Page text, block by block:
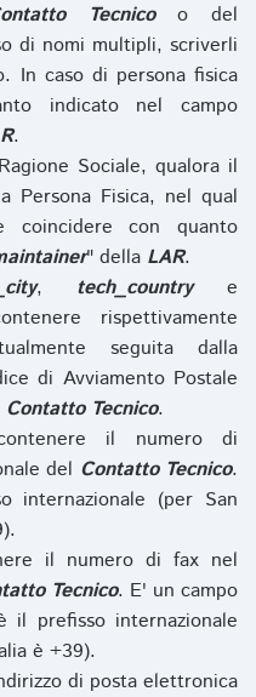
Tecnicoo del
di nomi multipli, scriverli
In caso di persona fisica
indicato nel campo
.
Sociale, qualora il
Persona Fisica, nel qual
con quanto
" della LAR.
, tech_countrye
rispettivamente
seguita dalla
di Avviamento Postale
Contatto Tecnico.
il numero di
del Contatto Tecnico.
(per San
il numero di fax nel
Tecnico. E' un campo
prefisso internazionale
è +39).
di posta elettronica